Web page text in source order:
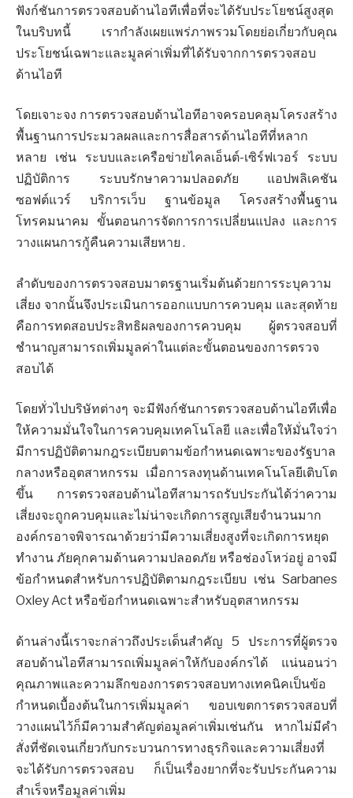
ฟังก์ชันการตรวจสอบด้านไอทีเพื่อที่จะได้รับประโยชน์สูงสุด
ในบริบทนี้ เรากำลังเผยแพร่ภาพรวมโดยย่อเกี่ยวกับคุณ
ประโยชน์เฉพาะและมูลค่าเพิ่มที่ได้รับจากการตรวจสอบ
ด้านไอที
โดยเจาะจง การตรวจสอบด้านไอทีอาจครอบคลุมโครงสร้าง
พื้นฐานการประมวลผลและการสื่อสารด้านไอทีที่หลาก
หลาย เช่น ระบบและเครือข่ายไคลเอ็นต์-เซิร์ฟเวอร์ ระบบ
ปฏิบัติการ ระบบรักษาความปลอดภัย แอปพลิเคชัน
ซอฟต์แวร์ บริการเว็บ ฐานข้อมูล โครงสร้างพื้นฐาน
โทรคมนาคม ขั้นตอนการจัดการการเปลี่ยนแปลง และการ
วางแผนการกู้คืนความเสียหาย .
ลำดับของการตรวจสอบมาตรฐานเริ่มต้นด้วยการระบุความ
เสี่ยง จากนั้นจึงประเมินการออกแบบการควบคุม และสุดท้าย
คือการทดสอบประสิทธิผลของการควบคุม ผู้ตรวจสอบที่
ชำนาญสามารถเพิ่มมูลค่าในแต่ละขั้นตอนของการตรวจ
สอบได้
โดยทั่วไปบริษัทต่างๆ จะมีฟังก์ชันการตรวจสอบด้านไอทีเพื่อ
ให้ความมั่นใจในการควบคุมเทคโนโลยี และเพื่อให้มั่นใจว่า
มีการปฏิบัติตามกฎระเบียบตามข้อกำหนดเฉพาะของรัฐบาล
กลางหรืออุตสาหกรรม เมื่อการลงทุนด้านเทคโนโลยีเติบโต
ขึ้น การตรวจสอบด้านไอทีสามารถรับประกันได้ว่าความ
เสี่ยงจะถูกควบคุมและไม่น่าจะเกิดการสูญเสียจำนวนมาก
องค์กรอาจพิจารณาด้วยว่ามีความเสี่ยงสูงที่จะเกิดการหยุด
ทำงาน ภัยคุกคามด้านความปลอดภัย หรือช่องโหว่อยู่ อาจมี
ข้อกำหนดสำหรับการปฏิบัติตามกฎระเบียบ เช่น Sarbanes
Oxley Act หรือข้อกำหนดเฉพาะสำหรับอุตสาหกรรม
ด้านล่างนี้เราจะกล่าวถึงประเด็นสำคัญ 5 ประการที่ผู้ตรวจ
สอบด้านไอทีสามารถเพิ่มมูลค่าให้กับองค์กรได้ แน่นอนว่า
คุณภาพและความลึกของการตรวจสอบทางเทคนิคเป็นข้อ
กำหนดเบื้องต้นในการเพิ่มมูลค่า ขอบเขตการตรวจสอบที่
วางแผนไว้ก็มีความสำคัญต่อมูลค่าเพิ่มเช่นกัน หากไม่มีคำ
สั่งที่ชัดเจนเกี่ยวกับกระบวนการทางธุรกิจและความเสี่ยงที่
จะได้รับการตรวจสอบ ก็เป็นเรื่องยากที่จะรับประกันความ
สำเร็จหรือมูลค่าเพิ่ม